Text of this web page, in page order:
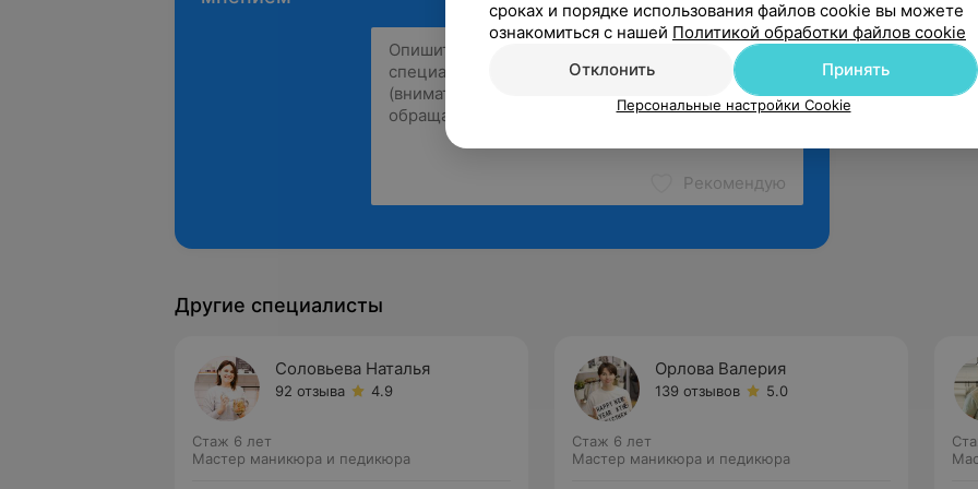
Рекомендую
Другие специалисты
Соловьева Наталья
92 отзыва 4.9
Стаж 6 лет
Мастер маникюра и педикюра
Орлова Валерия
139 отзывов 5.0
Стаж 6 лет
Мастер маникюра и педикюра
сроках и порядке использования файлов cookie вы можете
ознакомиться с нашей Политикой обработки файлов cookie
Отклонить
Принять
Персональные настройки Cookie